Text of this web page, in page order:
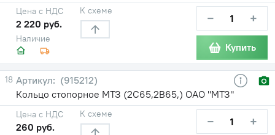
Наличие
Цена с НДС
2 220 руб.
К схеме − +
Купить
18
(915212)
Кольцо стопорное МТЗ (2С65,2В65,) ОАО "МТЗ"
Цена с НДС
260 руб.
К схеме − +